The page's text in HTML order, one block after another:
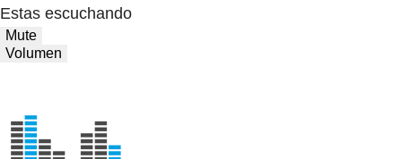
Estas escuchando
Mute
Volumen